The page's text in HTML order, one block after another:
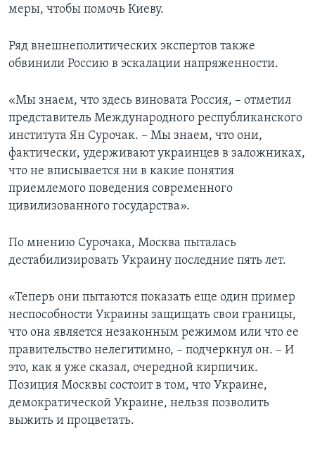
меры, чтобы помочь Киеву.
Ряд внешнеполитических экспертов также
обвинили Россию в эскалации напряженности.
«Мы знаем, что здесь виновата Россия, – отметил
представитель Международного республиканского
института Ян Сурочак. – Мы знаем, что они,
фактически, удерживают украинцев в заложниках,
что не вписывается ни в какие понятия
приемлемого поведения современного
цивилизованного государства».
По мнению Сурочака, Москва пыталась
дестабилизировать Украину последние пять лет.
«Теперь они пытаются показать еще один пример
неспособности Украины защищать свои границы,
что она является незаконным режимом или что ее
правительство нелегитимно, – подчеркнул он. – И
это, как я уже сказал, очередной кирпичик.
Позиция Москвы состоит в том, что Украине,
демократической Украине, нельзя позволить
выжить и процветать.